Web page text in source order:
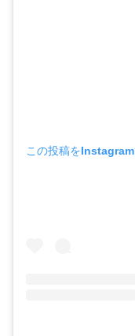
この投稿をInstagram